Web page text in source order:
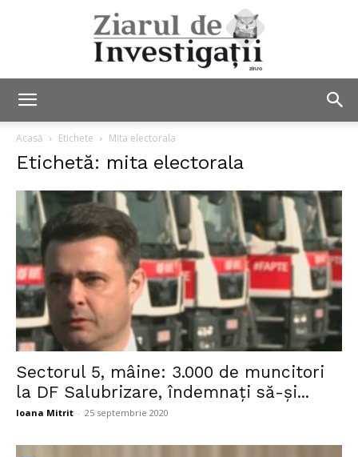
Investigații
Acasă Etichete Mita electorala
Etichetă: mita electorala
Sectorul 5, mâine: 3.000 de muncitori
la DF Salubrizare, îndemnați să-și...
Ioana Mitrit - 25 septembrie 2020